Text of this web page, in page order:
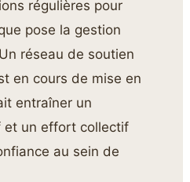
régulières pour
pose la gestion
réseau de soutien
en cours de mise en
entraîner un
et un effort collectif
au sein de